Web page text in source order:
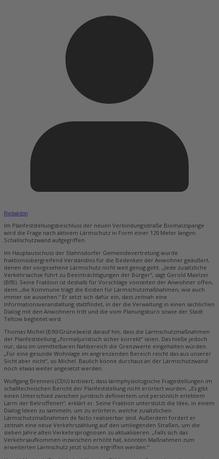
Redaktion
Im Planfeststellungsbeschluss der neuen Verbindungsstraße Biomalzspange
wird die Frage nach aktivem Lärmschutz in Form einer 120 Meter langen
Schallschutzwand aufgegriffen.
Im Hauptausschuss der Stahnsdorfer Gemeindevertretung wurde
fraktionsübergreifend Verständnis für die Bedenken der Anwohner geäußert,
denen der vorgesehene Lärmschutz nicht weit genug geht. „Jede zusätzliche
Verkehrsachse führt zu Beeinträchtigungen der Bürger“, sagt Gerold Maelzer
(BfB). Seine Fraktion ist deshalb für Vorschläge vonseiten der Anwohner offen,
denn „die Kommune trägt die Kosten für Lärmschutzmaßnahmen, wie auch
immer sie aussehen.“ Er setzt sich dafür ein, dass zeitnah eine
Informationsveranstaltung stattfindet, in der die Verwaltung in einen sachlichen
Dialog mit den Anwohnern tritt und die vom Planungsbüro sowie der Stadt
Teltow begleitet wird.
Thomas Michel (B90/Grüne)weist darauf hin, dass die Lärmschutzmaßnahmen
der Planfeststellung „formaljuristisch sicher korrekt“ seien. Das hieße jedoch
nur, dass im unmittelbaren Nahbereich die Grenzwerte eingehalten würden.
„Für eine gesunde Wohnlage im angrenzenden Bereich reicht das aus unserer
Sicht aber nicht“, so Michel. Baulich könne durchaus an der Lärmschutzwand
noch etwas weiter angesetzt werden.
Wolfgang Brenneis (CDU) kritisiert, dass lärmphysiologische Fragestellungen im
schalltechnischen Bericht der Planfeststellung nicht erörtert wurden. „Es gibt
einen Unterschied zwischen juristisch definiertem und persönlich erlebtem
Lärm der Betroffenen“, erklärt er. Seine Fraktion unterstützt die Idee, in einem
Dialog Ideen zu sammeln, um zu erörtern, welche zusätzlichen
Lärmschutzmaßnahmen de facto realisierbar sind. Außerdem fordert er
zeitnah eine neue Verkehrszählung auf den umliegenden Straßen, um die
sieben Jahre alten Verkehrsprognosen zu aktualisieren. „Falls sich das
Verkehrsaufkommen inzwischen erhöht hat, könnten Maßnahmen zum
erweiterten Lärmschutz jetzt schon ergriffen werden.“